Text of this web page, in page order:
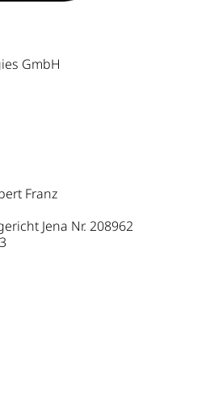
GmbH
Franz
Jena Nr. 208962